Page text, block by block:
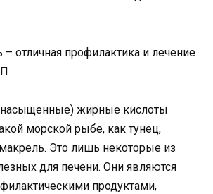
– отличная профилактика и лечение
жирные кислоты
морской рыбе, как тунец,
Это лишь некоторые из
для печени. Они являются
продуктами,